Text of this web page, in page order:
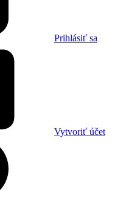
Prihlásiť sa
Vytvoriť účet